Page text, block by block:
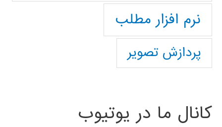
نرم افزار مطلب
پردازش تصویر
کانال ما در یوتیوب